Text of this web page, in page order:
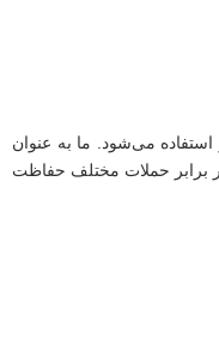
می‌شود. ما به عنوان
برابر حملات مختلف حفاظت